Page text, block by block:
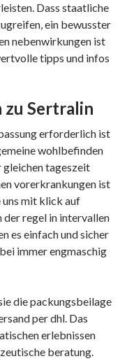
Dass staatliche
ein bewusster
nebenwirkungen ist
tipps und infos
zu Sertralin
erforderlich ist
wohlbefinden
gleichen tageszeit
vorerkrankungen ist
uns mit klick auf
der regel in intervallen
es einfach und sicher
immer engmaschig
die packungsbeilage
per dhl. Das
erlebnissen
beratung.